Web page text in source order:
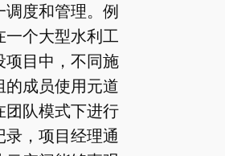
调度和管理。例
一个大型水利工
项目中，不同施
的成员使用元道
团队模式下进行
录，项目经理通